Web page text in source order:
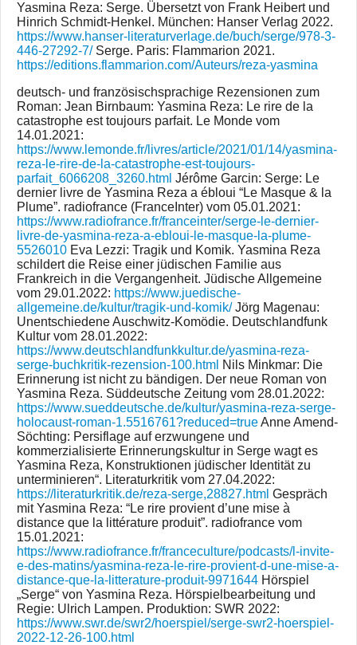
Yasmina Reza: Serge. Übersetzt von Frank Heibert und
Hinrich Schmidt-Henkel. München: Hanser Verlag 2022.
https://www.hanser-literaturverlage.de/buch/serge/978-3-
446-27292-7/Serge. Paris: Flammarion 2021.
https://editions.flammarion.com/Auteurs/reza-yasmina
deutsch- und französischsprachige Rezensionen zum
Roman: Jean Birnbaum: Yasmina Reza: Le rire de la
catastrophe est toujours parfait. Le Monde vom
14.01.2021:
https://www.lemonde.fr/livres/article/2021/01/14/yasmina-
reza-le-rire-de-la-catastrophe-est-toujours-
parfait_6066208_3260.html Jérôme Garcin: Serge: Le
dernier livre de Yasmina Reza a ébloui “Le Masque & la
Plume”. radiofrance (FranceInter) vom 05.01.2021:
https://www.radiofrance.fr/franceinter/serge-le-dernier-
livre-de-yasmina-reza-a-ebloui-le-masque-la-plume-
5526010 Eva Lezzi: Tragik und Komik. Yasmina Reza
schildert die Reise einer jüdischen Familie aus
Frankreich in die Vergangenheit. Jüdische Allgemeine
vom 29.01.2022: https://www.juedische-
allgemeine.de/kultur/tragik-und-komik/Jörg Magenau:
Unentschiedene Auschwitz-Komödie. Deutschlandfunk
Kultur vom 28.01.2022:
https://www.deutschlandfunkkultur.de/yasmina-reza-
serge-buchkritik-rezension-100.html Nils Minkmar: Die
Erinnerung ist nicht zu bändigen. Der neue Roman von
Yasmina Reza. Süddeutsche Zeitung vom 28.01.2022:
https://www.sueddeutsche.de/kultur/yasmina-reza-serge-
holocaust-roman-1.5516761?reduced=trueAnne Amend-
Söchting: Persiflage auf erzwungene und
kommerzialisierte Erinnerungskultur in Serge wagt es
Yasmina Reza, Konstruktionen jüdischer Identität zu
unterminieren“. Literaturkritik vom 27.04.2022:
https://literaturkritik.de/reza-serge,28827.html Gespräch
mit Yasmina Reza: “Le rire provient d’une mise à
distance que la littérature produit”. radiofrance vom
15.01.2021:
https://www.radiofrance.fr/franceculture/podcasts/l-invite-
e-des-matins/yasmina-reza-le-rire-provient-d-une-mise-a-
distance-que-la-litterature-produit-9971644 Hörspiel
„Serge“ von Yasmina Reza. Hörspielbearbeitung und
Regie: Ulrich Lampen. Produktion: SWR 2022:
https://www.swr.de/swr2/hoerspiel/serge-swr2-hoerspiel-
2022-12-26-100.html